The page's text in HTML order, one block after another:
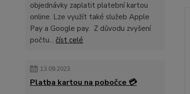
objednávky zaplatit platební kartou
online. Lze využít také služeb Apple
Pay a Google pay. Z důvodu zvyšení
počtu... číst celé
13.09.2023
Platba kartou na pobočce 💳